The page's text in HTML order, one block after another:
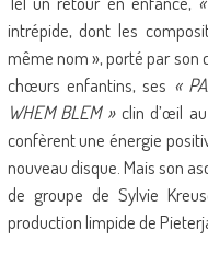
intrépide, dont les
même nom », porté par son
chœurs enfantins, ses «
WHEM BLEM »clin d’œil au
confèrent une énergie
nouveau disque. Mais son
de groupe de Sylvie
production limpide de